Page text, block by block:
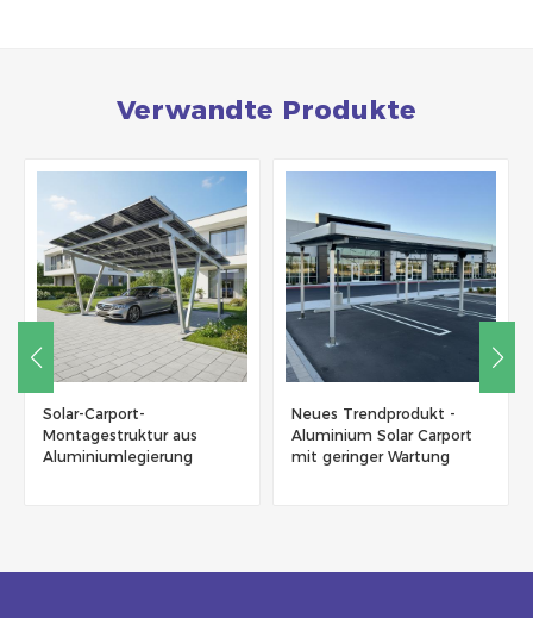
Verwandte Produkte
Solar-Carport-
Montagestruktur aus
Aluminiumlegierung
Neues Trendprodukt -
Aluminium Solar Carport
mit geringer Wartung